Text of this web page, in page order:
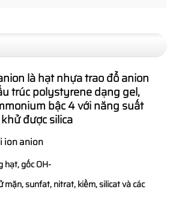
là hạt nhựa trao đổ anion
trúc polystyrene dạng gel,
bậc 4 với năng suất
được silica
ion anion
hạt, gốc OH-
mặn, sunfat, nitrat, kiềm, silicat và các